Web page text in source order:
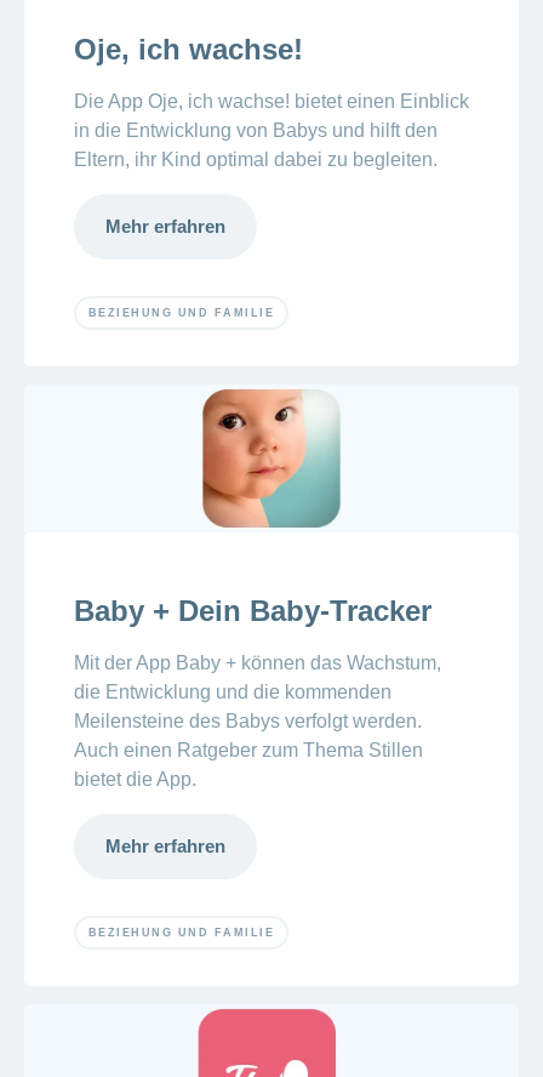
Oje, ich wachse!
Die App Oje, ich wachse! bietet einen Einblick
in die Entwicklung von Babys und hilft den
Eltern, ihr Kind optimal dabei zu begleiten.
Mehr erfahren
BEZIEHUNG UND FAMILIE
Baby + Dein Baby-Tracker
Mit der App Baby + können das Wachstum,
die Entwicklung und die kommenden
Meilensteine des Babys verfolgt werden.
Auch einen Ratgeber zum Thema Stillen
bietet die App.
Mehr erfahren
BEZIEHUNG UND FAMILIE